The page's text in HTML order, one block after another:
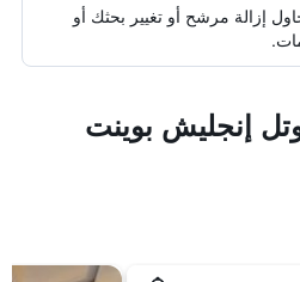
إزالة مرشح أو تغيير بحثك أو
إنجليش بوينت